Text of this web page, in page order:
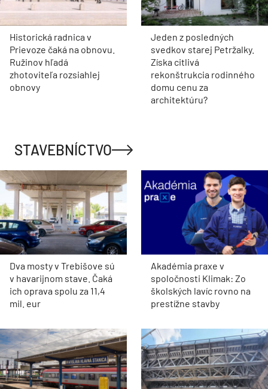
Historická radnica v
Prievoze čaká na obnovu.
Ružinov hľadá
zhotoviteľa rozsiahlej
obnovy
Jeden z posledných
svedkov starej Petržalky.
Získa citlivá
rekonštrukcia rodinného
domu cenu za
architektúru?
STAVEBNÍCTVO
Dva mosty v Trebišove sú
v havarijnom stave. Čaká
ich oprava spolu za 11,4
mil. eur
Akadémia praxe v
spoločnosti Klimak: Zo
školských lavíc rovno na
prestížne stavby